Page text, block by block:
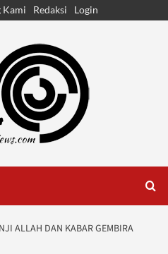
Kami Redaksi Login
ALLAH DAN KABAR GEMBIRA